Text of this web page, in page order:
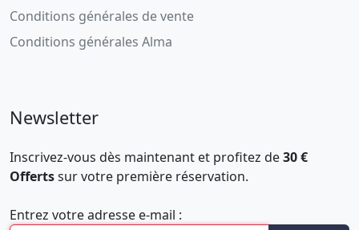
Conditions générales de vente
Conditions générales Alma
Newsletter
Inscrivez-vous dès maintenant et profitez de30 €
Offertssur votre première réservation.
Entrez votre adresse e-mail :